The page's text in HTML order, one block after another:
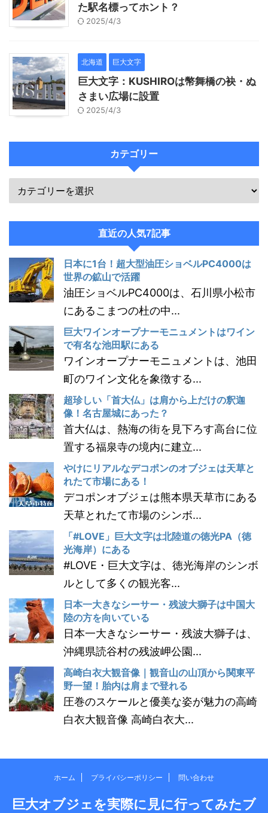
た駅名標ってホント？
2025/4/3
北海道 巨大文字
巨大文字：KUSHIROは幣舞橋の袂・ぬ
さまい広場に設置
2025/4/3
カテゴリー
直近の人気7記事
日本に1台！超大型油圧ショベルPC4000は
世界の鉱山で活躍
油圧ショベルPC4000は、石川県小松市
にあるこまつの杜の中...
巨大ワインオープナーモニュメントはワイン
で有名な池田駅にある
ワインオープナーモニュメントは、池田
町のワイン文化を象徴する...
超珍しい「首大仏」は肩から上だけの釈迦
像！名古屋城にあった？
首大仏は、熱海の街を見下ろす高台に位
置する福泉寺の境内に建立...
やけにリアルなデコポンのオブジェは天草と
れたて市場にある！
デコポンオブジェは熊本県天草市にある
天草とれたて市場のシンボ...
「#LOVE」巨大文字は北陸道の徳光PA（徳
光海岸）にある
#LOVE・巨大文字は、徳光海岸のシンボ
ルとして多くの観光客...
日本一大きなシーサー・残波大獅子は中国大
陸の方を向いている
日本一大きなシーサー・残波大獅子は、
沖縄県読谷村の残波岬公園...
高崎白衣大観音像｜観音山の山頂から関東平
野一望！胎内は肩まで登れる
圧巻のスケールと優美な姿が魅力の高崎
白衣大観音像 高崎白衣大...
ホーム プライバシーポリシー 問い合わせ
巨大オブジェを実際に見に行ってみたブ